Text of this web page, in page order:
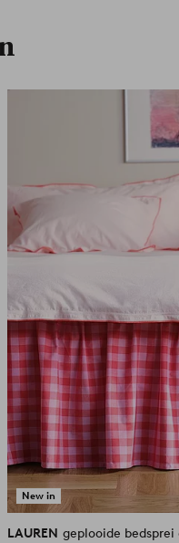
New in
LAUREN geplooide bedsprei organisch hoogte